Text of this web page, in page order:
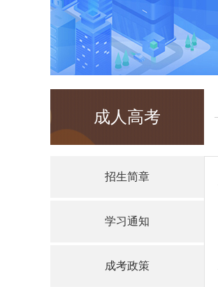
成人高考
招生简章
学习通知
成考政策